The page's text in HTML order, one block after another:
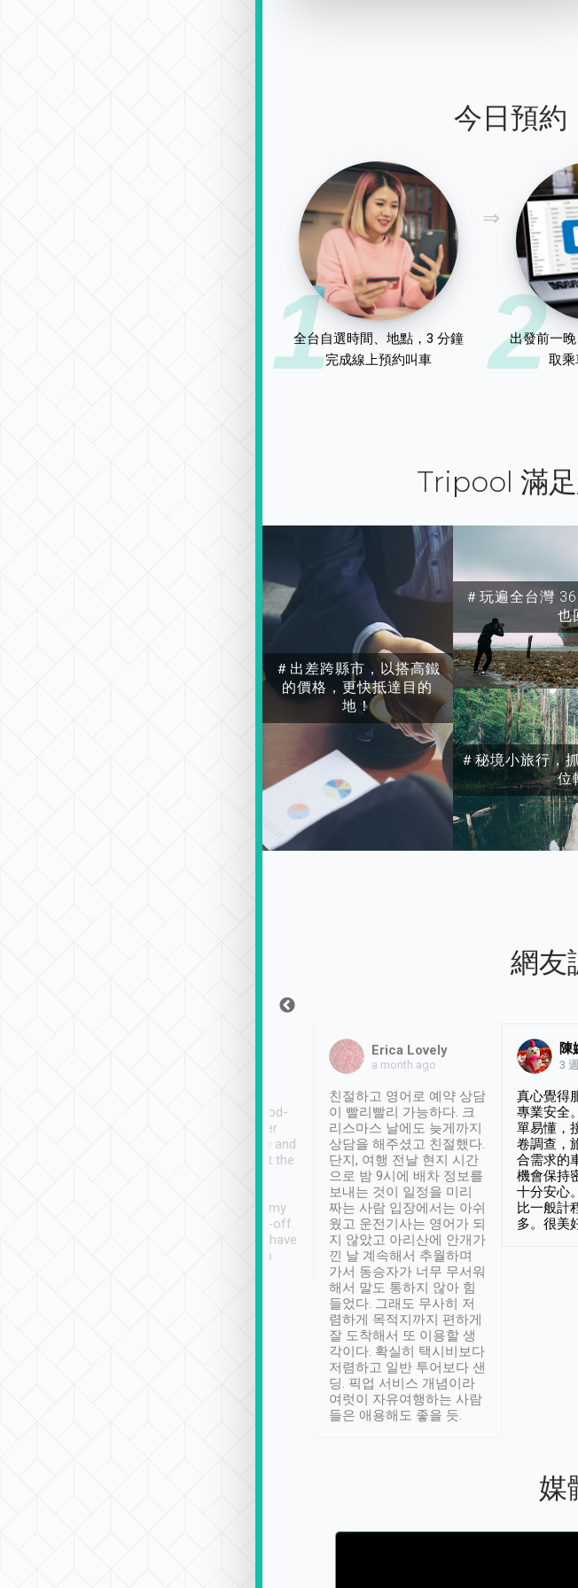
今日預約
1
全台自選時間、地點，3 分鐘
完成線上預約叫車
2
出發前一
取
Tripool 滿
＃出差跨縣市，以搭高鐵
的價格，更快抵達目的
地！
＃玩遍全台灣
也
＃秘境小旅行，
位
網友
service, vehicles in good-
condition and the driver
service was awesome and
thoughtful. Driver went the
have safely arrived at my
destination after drop-off.
Definitely something I have
not seen elsewhere 👍
Erica Lovely
a month ago
친절하고 영어로 예약 상담
이 빨리빨리 가능하다. 크
리스마스 날에도 늦게까지
상담을 해주셨고 친절했다.
단지, 여행 전날 현지 시간
으로 밤 9시에 배차 정보를
보내는 것이 일정을 미리
짜는 사람 입장에서는 아쉬
웠고 운전기사는 영어가 되
지 않았고 아리산에 안개가
낀 날 계속해서 추월하며
가서 동승자가 너무 무서워
해서 말도 통하지 않아 힘
들었다. 그래도 무사히 저
렴하게 목적지까지 편하게
잘 도착해서 또 이용할 생
각이다. 확실히 택시비보다
저렴하고 일반 투어보다 샌
딩. 픽업 서비스 개념이라
여럿이 자유여행하는 사람
들은 애용해도 좋을 듯.
陳
3
真心覺得
專業安全
單易懂，
卷調查，
合需求的
機會保持
十分安心
比一般計
多。很美
媒